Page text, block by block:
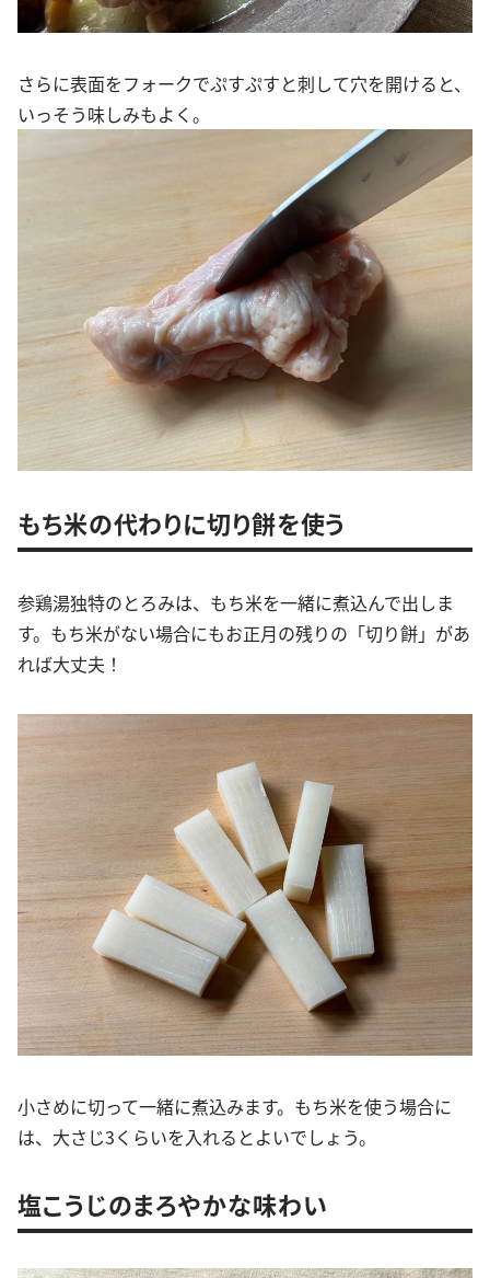
さらに表面をフォークでぷすぷすと刺して穴を開けると、
いっそう味しみもよく。
もち米の代わりに切り餅を使う
参鶏湯独特のとろみは、もち米を一緒に煮込んで出しま
す。もち米がない場合にもお正月の残りの「切り餅」があ
れば大丈夫！
小さめに切って一緒に煮込みます。もち米を使う場合に
は、大さじ3くらいを入れるとよいでしょう。
塩こうじのまろやかな味わい